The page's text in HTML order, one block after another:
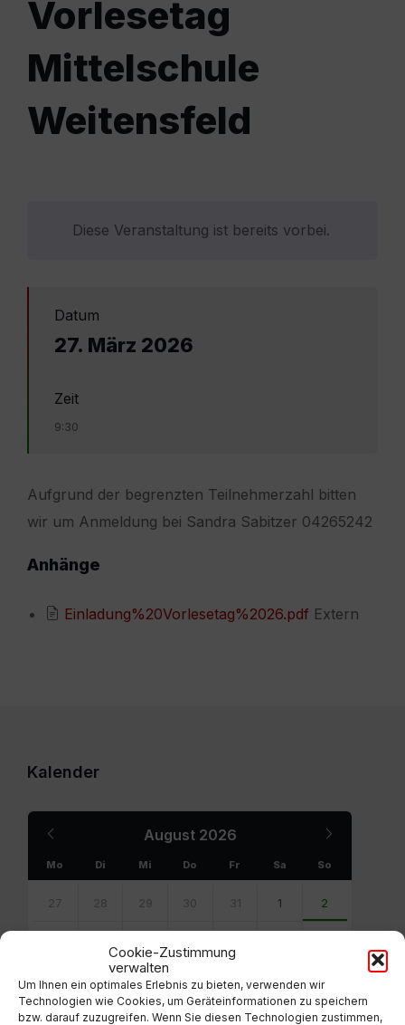
Cookie-Zustimmung
verwalten
Um Ihnen ein optimales Erlebnis zu bieten, verwenden wir
Technologien wie Cookies, um Geräteinformationen zu speichern
bzw. darauf zuzugreifen. Wenn Sie diesen Technologien zustimmen,
Vorlesetag
Mittelschule
Weitensfeld
Diese Veranstaltung ist bereits vorbei.
Datum
27. März 2026
Zeit
9:30
Aufgrund der begrenzten Teilnehmerzahl bitten
wir um Anmeldung bei Sandra Sabitzer 04265242
Anhänge
Einladung%20Vorlesetag%2026.pdf Extern
Kalender
August 2026
Month
Mo Di Mi Do Fr Sa So
calendar
27 28 29 30 31 1 2
11 12 16
17 18 19 20 21 22 23